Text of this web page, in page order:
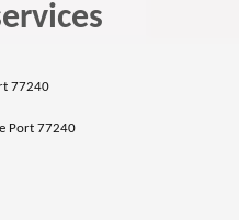
77240
Port 77240